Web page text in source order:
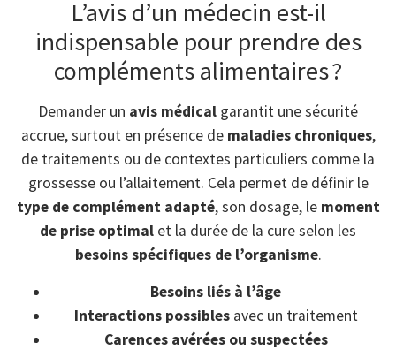
L’avis d’un médecin est-il
indispensable pour prendre des
compléments alimentaires ?
Demander un avis médical garantit une sécurité
accrue, surtout en présence de maladies chroniques,
de traitements ou de contextes particuliers comme la
grossesse ou l’allaitement. Cela permet de définir le
type de complément adapté, son dosage, le moment
de prise optimal et la durée de la cure selon les
besoins spécifiques de l’organisme.
Besoins liés à l’âge
Interactions possiblesavec un traitement
Carences avérées ou suspectées